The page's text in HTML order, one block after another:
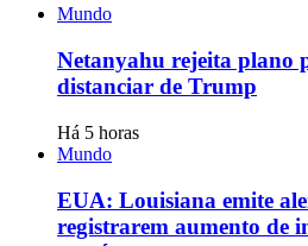
Mundo
Netanyahu rejeita plano
distanciar de Trump
Há 5 horas
Mundo
EUA: Louisiana emite
registrarem aumento de